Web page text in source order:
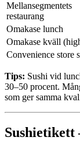
Mellansegmentets
restaurang
Omakase lunch
Omakase kväll
Convenience store
Tips: Sushi vid
30–50 procent.
som ger samma